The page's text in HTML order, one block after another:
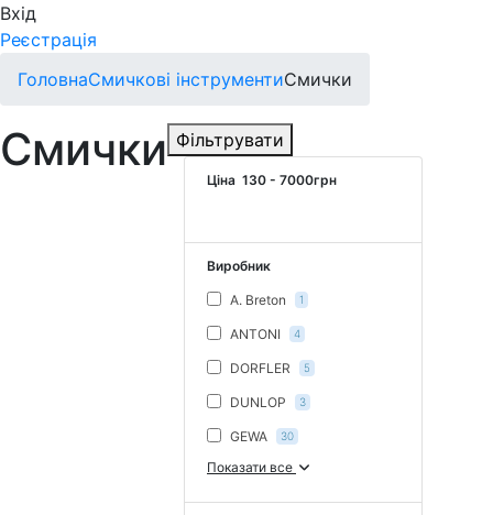
Вхід
Реєстрація
ГоловнаСмичкові інструментиСмички
Смички Фільтрувати
Ціна 130 - 7000грн
Виробник
A. Breton 1
ANTONI 4
DORFLER 5
DUNLOP 3
GEWA 30
Показати все